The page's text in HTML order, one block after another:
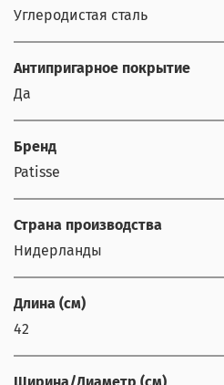
Углеродистая сталь
Антипригарное покрытие
Да
Бренд
Patisse
Страна производства
Нидерланды
Длина (см)
42